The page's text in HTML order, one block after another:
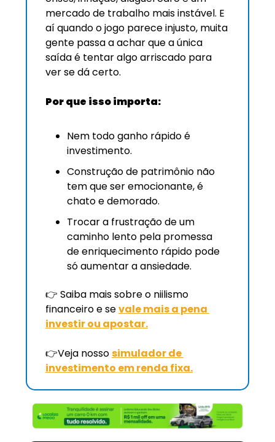
mercado de trabalho mais instável. E
aí quando o jogo parece injusto, muita
gente passa a achar que a única
saída é tentar algo arriscado para
ver se dá certo.
Por que isso importa:
Nem todo ganho rápido é
investimento.
Construção de patrimônio não
tem que ser emocionante, é
chato e demorado.
Trocar a frustração de um
caminho lento pela promessa
de enriquecimento rápido pode
só aumentar a ansiedade.
👉 Saiba mais sobre o niilismo
financeiro e se vale mais a pena
investir ou apostar.
👉Veja nosso simulador de
investimento em renda fixa.